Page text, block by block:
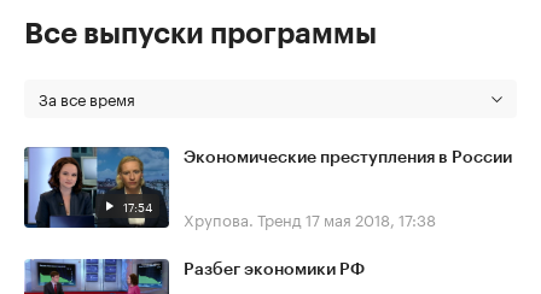
Все выпуски программы
За все время
17:54
Экономические преступления в России
Хрупова. Тренд 17 мая 2018, 17:38
Разбег экономики РФ